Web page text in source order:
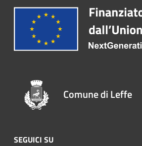
Comune di Leffe
SEGUICI SU